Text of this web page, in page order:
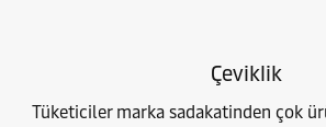
Çeviklik
Tüketiciler marka sadakatinden çok